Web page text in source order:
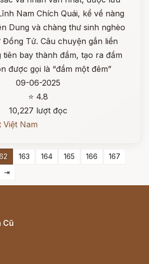
Nam Chích Quái, kể về nàng
Dung và chàng thư sinh nghèo
Đồng Tử. Câu chuyện gắn liền
tiên bay thành đầm, tạo ra đầm
được gọi là “đầm một đêm”
09-06-2025
⭐ 4.8
10,227 lượt đọc
Nam
163 164 165 166
167
⇥
Cũ